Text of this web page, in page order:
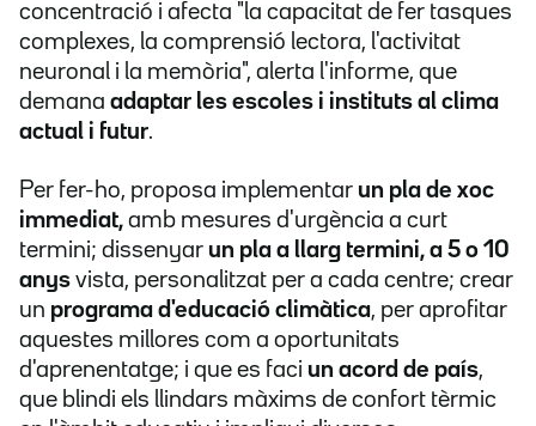
concentració i afecta "la capacitat de fer tasques
complexes, la comprensió lectora, l'activitat
neuronal i la memòria", alerta l'informe, que
demana adaptar les escoles i instituts al clima
actual i futur.
Per fer-ho, proposa implementar un pla de xoc
immediat, amb mesures d'urgència a curt
termini; dissenyar un pla a llarg termini, a 5 o 10
anys vista, personalitzat per a cada centre; crear
un programa d'educació climàtica, per aprofitar
aquestes millores com a oportunitats
d'aprenentatge; i que es faci un acord de país,
que blindi els llindars màxims de confort tèrmic